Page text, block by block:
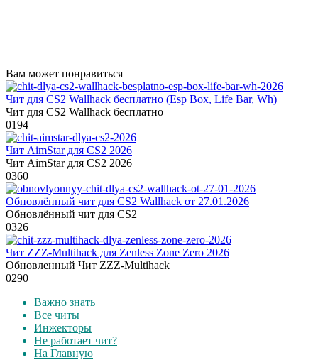
Вам может понравиться
Чит для CS2 Wallhack бесплатно (Esp Box, Life Bar, Wh)
Чит для CS2 Wallhack бесплатно
0194
Чит AimStar для CS2 2026
Чит AimStar для CS2 2026
0360
Обновлённый чит для CS2 Wallhack от 27.01.2026
Обновлённый чит для CS2
0326
Чит ZZZ-Multihack для Zenless Zone Zero 2026
Обновленный Чит ZZZ-Multihack
0290
Важно знать
Все читы
Инжекторы
Не работает чит?
На Главную